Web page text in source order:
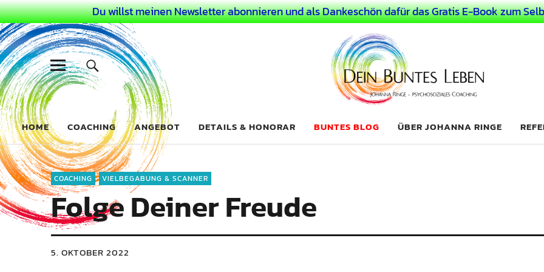
Du willst meinen Newsletter abonnieren und als Dankeschön dafür das Gratis E-Book zum
Dein Buntes Leben
COACHING FÜR DEIN BUNTES LEBEN ALS AUSSERGEWÖHNLICHER MENSCH
HOME COACHING ANGEBOT DETAILS & HONORAR BUNTES BLOG ÜBER JOHANNA RINGE
COACHING VIELBEGABUNG & SCANNER
Folge Deiner Freude
5. OKTOBER 2022